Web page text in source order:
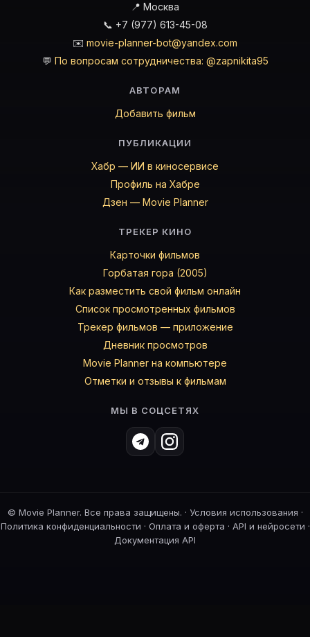
📍 Москва
📞 +7 (977) 613-45-08
✉️ movie-planner-bot@yandex.com
💬 По вопросам сотрудничества: @zapnikita95
АВТОРАМ
Добавить фильм
ПУБЛИКАЦИИ
Хабр — ИИ в киносервисе
Профиль на Хабре
Дзен — Movie Planner
ТРЕКЕР КИНО
Карточки фильмов
Горбатая гора (2005)
Как разместить свой фильм онлайн
Список просмотренных фильмов
Трекер фильмов — приложение
Дневник просмотров
Movie Planner на компьютере
Отметки и отзывы к фильмам
МЫ В СОЦСЕТЯХ
© Movie Planner. Все права защищены. · Условия использования ·
Политика конфиденциальности · Оплата и оферта · API и нейросети ·
Документация API